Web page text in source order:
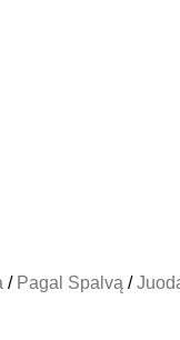
Pagal Spalvą